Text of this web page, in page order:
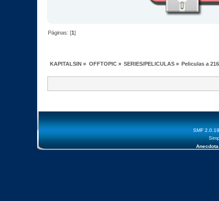
Páginas: [1]
KAPITALSIN » OFFTOPIC» SERIES/PELICULAS» Peliculas a
SMF 2.0.19
Anecdota